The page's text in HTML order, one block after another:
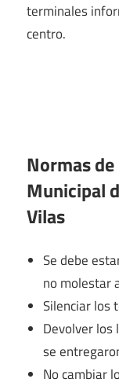
terminales
centro.
Normas
Municipal
Vilas
Se debe
no molestar
Silenciar los
Devolver los
se
No cambiar